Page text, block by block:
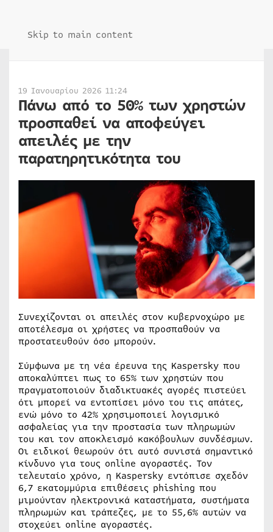
Skip to main content
19 Ιανουαρίου 2026 11:24
Πάνω από το 50% των χρηστών
προσπαθεί να αποφεύγει
απειλές με την
παρατηρητικότητα του
Συνεχίζονται οι απειλές στον κυβερνοχώρο με
αποτέλεσμα οι χρήστες να προσπαθούν να
προστατευθούν όσο μπορούν.
Σύμφωνα με τη νέα έρευνα της Kaspersky που
αποκαλύπτει πως το 65% των χρηστών που
πραγματοποιούν διαδικτυακές αγορές πιστεύει
ότι μπορεί να εντοπίσει μόνο του τις απάτες,
ενώ μόνο το 42% χρησιμοποιεί λογισμικό
ασφαλείας για την προστασία των πληρωμών
του και τον αποκλεισμό κακόβουλων συνδέσμων.
Οι ειδικοί θεωρούν ότι αυτό συνιστά σημαντικό
κίνδυνο για τους online αγοραστές. Τον
τελευταίο χρόνο, η Kaspersky εντόπισε σχεδόν
6,7 εκατομμύρια επιθέσεις phishing που
μιμούνταν ηλεκτρονικά καταστήματα, συστήματα
πληρωμών και τράπεζες, με το 55,6% αυτών να
στοχεύει online αγοραστές.